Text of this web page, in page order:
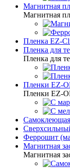
Магнитная
Магнитная
Пленка EZ-
Пленка для
Пленка для
Пленки EZ-
Пленки EZ-
Феррошит
Магнитная
Магнитная